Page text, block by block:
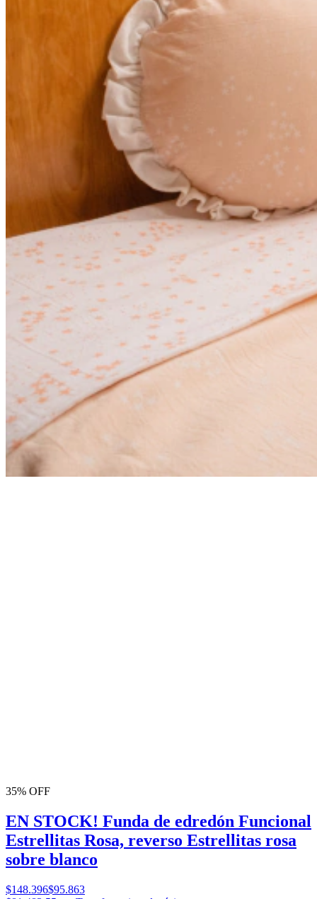
35% OFF
EN STOCK! Funda de edredón Funcional
Estrellitas Rosa, reverso Estrellitas rosa
sobre blanco
$148.396$95.863